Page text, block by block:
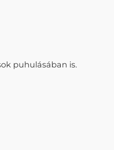
puhulásában is.